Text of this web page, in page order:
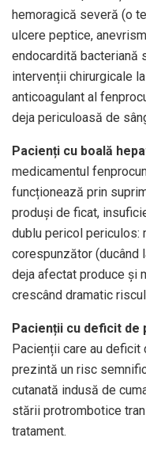
hemoragică severă (o
ulcere peptice,
endocardită bacteriană
intervenții chirurgicale
anticoagulant al
deja periculoasă de
Pacienți cu boală
medicamentul
funcționează prin
produși de ficat,
dublu pericol periculos:
corespunzător (ducând
deja afectat produce și
crescând dramatic
Pacienții cu deficit de
Pacienții care au deficit
prezintă un risc
cutanată indusă de
stării protrombotice
tratament.